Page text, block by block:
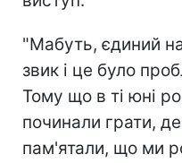
"Мабуть, єдиний
звик і це було
Тому що в ті юні
починали грати,
пам'ятали, що ми